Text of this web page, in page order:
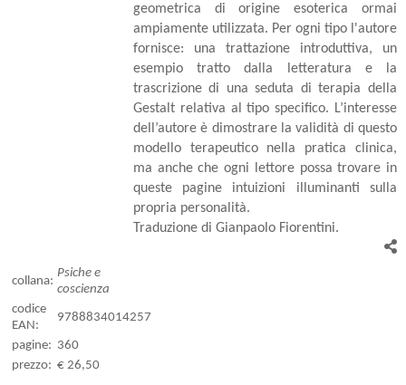
geometrica di origine esoterica ormai
ampiamente utilizzata. Per ogni tipo l'autore
fornisce: una trattazione introduttiva, un
esempio tratto dalla letteratura e la
trascrizione di una seduta di terapia della
Gestalt relativa al tipo specifico. L’interesse
dell’autore è dimostrare la validità di questo
modello terapeutico nella pratica clinica,
ma anche che ogni lettore possa trovare in
queste pagine intuizioni illuminanti sulla
propria personalità.
Traduzione di Gianpaolo Fiorentini.
collana:
Psiche e
coscienza
codice
EAN:
9788834014257
pagine: 360
prezzo: € 26,50